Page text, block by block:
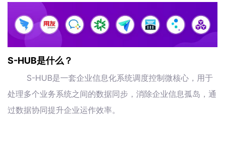
S-HUB是什么？
S-HUB是一套企业信息化系统调度控制微核心，用于
处理多个业务系统之间的数据同步，消除企业信息孤岛，通
过数据协同提升企业运作效率。